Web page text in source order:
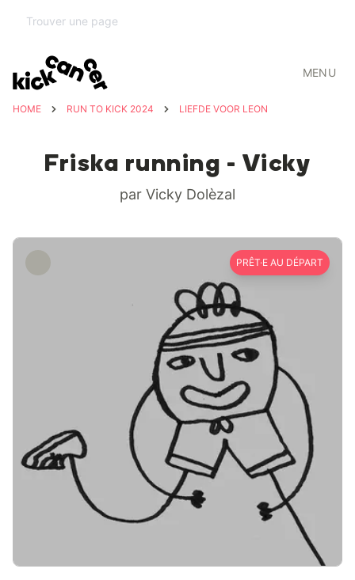
MENU
HOME RUN TO KICK 2024 LIEFDE VOOR LEON
Friska running - Vicky
par Vicky Dolèzal
PRÊT·E AU DÉPART